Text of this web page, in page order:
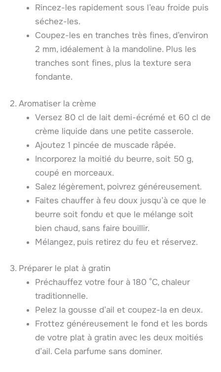
Rincez-les rapidement sous l’eau froide puis
séchez-les.
Coupez-les en tranches très fines, d’environ
2 mm, idéalement à la mandoline. Plus les
tranches sont fines, plus la texture sera
fondante.
2. Aromatiser la crème
Versez 80 cl de lait demi-écrémé et 60 cl de
crème liquide dans une petite casserole.
Ajoutez 1 pincée de muscade râpée.
Incorporez la moitié du beurre, soit 50 g,
coupé en morceaux.
Salez légèrement, poivrez généreusement.
Faites chauffer à feu doux jusqu’à ce que le
beurre soit fondu et que le mélange soit
bien chaud, sans faire bouillir.
Mélangez, puis retirez du feu et réservez.
3. Préparer le plat à gratin
Préchauffez votre four à 180 °C, chaleur
traditionnelle.
Pelez la gousse d’ail et coupez-la en deux.
Frottez généreusement le fond et les bords
de votre plat à gratin avec les deux moitiés
d’ail. Cela parfume sans dominer.